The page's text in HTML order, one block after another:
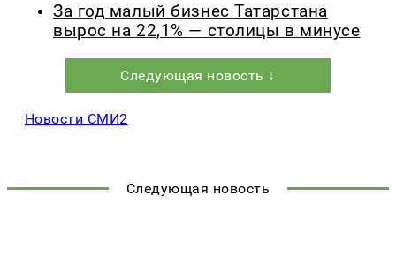
За год малый бизнес Татарстана
вырос на 22,1% — столицы в минусе
Следующая новость ↓
Новости СМИ2
Следующая новость